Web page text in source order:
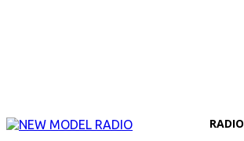
RADIO